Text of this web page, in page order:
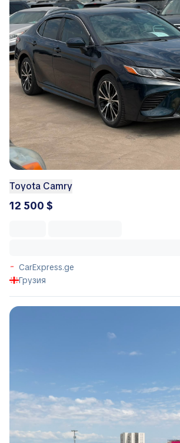
Toyota Camry
12 500 $
CarExpress.ge
Грузия